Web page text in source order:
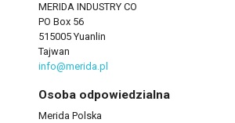
MERIDA INDUSTRY CO
PO Box 56
515005 Yuanlin
Tajwan
info@merida.pl
Osoba odpowiedzialna
Merida Polska